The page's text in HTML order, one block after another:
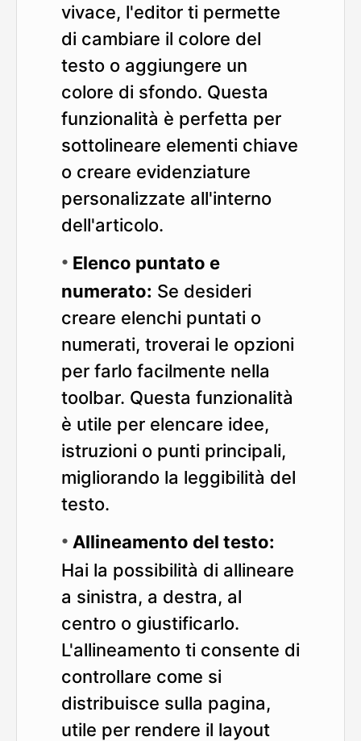
vivace, l'editor ti permette
di cambiare il colore del
testo o aggiungere un
colore di sfondo. Questa
funzionalità è perfetta per
sottolineare elementi chiave
o creare evidenziature
personalizzate all'interno
dell'articolo.
Elenco puntato e
numerato: Se desideri
creare elenchi puntati o
numerati, troverai le opzioni
per farlo facilmente nella
toolbar. Questa funzionalità
è utile per elencare idee,
istruzioni o punti principali,
migliorando la leggibilità del
testo.
Allineamento del testo:
Hai la possibilità di allineare
a sinistra, a destra, al
centro o giustificarlo.
L'allineamento ti consente di
controllare come si
distribuisce sulla pagina,
utile per rendere il layout